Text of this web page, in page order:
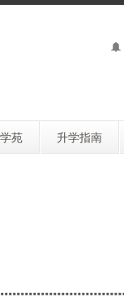
苑 升学指南